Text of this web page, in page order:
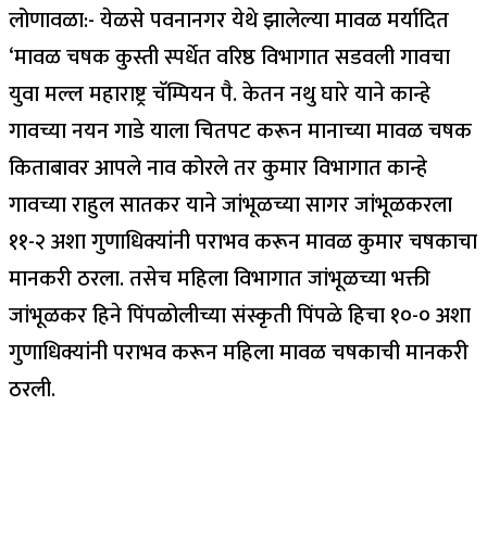
लोणावळा:- येळसे पवनानगर येथे झालेल्या मावळ मर्यादित
‘मावळ चषक कुस्ती स्पर्धेत वरिष्ठ विभागात सडवली गावचा
युवा मल्ल महाराष्ट्र चॅम्पियन पै. केतन नथु घारे याने कान्हे
गावच्या नयन गाडे याला चितपट करून मानाच्या मावळ चषक
किताबावर आपले नाव कोरले तर कुमार विभागात कान्हे
गावच्या राहुल सातकर याने जांभूळच्या सागर जांभूळकरला
११-२ अशा गुणाधिक्यांनी पराभव करून मावळ कुमार चषकाचा
मानकरी ठरला. तसेच महिला विभागात जांभूळच्या भक्ती
जांभूळकर हिने पिंपळोलीच्या संस्कृती पिंपळे हिचा १०-० अशा
गुणाधिक्यांनी पराभव करून महिला मावळ चषकाची मानकरी
ठरली.